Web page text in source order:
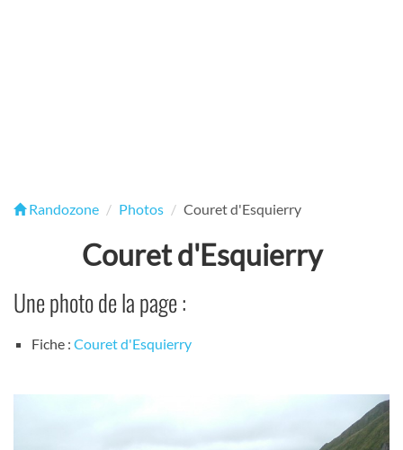
Randozone Photos Couret d'Esquierry
Couret d'Esquierry
Une photo de la page :
Fiche : Couret d'Esquierry